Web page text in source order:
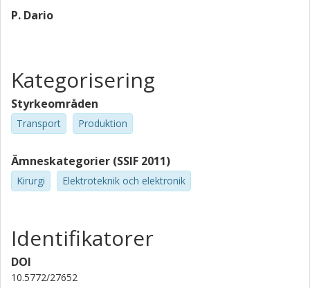
P. Dario
Kategorisering
Styrkeområden
Transport Produktion
Ämneskategorier (SSIF 2011)
Kirurgi Elektroteknik och elektronik
Identifikatorer
DOI
10.5772/27652